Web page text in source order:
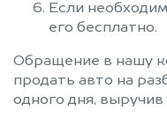
Если
его бесплатно.
Обращение в нашу
продать авто на
одного дня,